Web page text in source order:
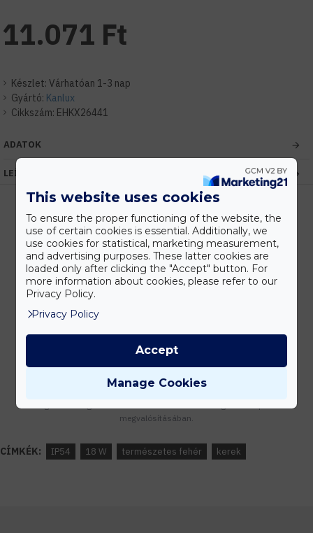
Készlet: Várhatóan 1-3 nap
Gyártó: Kanlux
Cikkszám: EHKX26441
11.071 Ft
ADATOK
LEÍRÁS
Kedvezmények
Vásárolj nagyobb mennyiségben és megadjuk a legjobb gyártói árakat.
Tanácsadás
megvalósításában.
CÍMKÉK: IP54 18 W természetes fehér kerek
This website uses cookies
To ensure the proper functioning of the website, the
use of certain cookies is essential. Additionally, we
use cookies for statistical, marketing measurement,
and advertising purposes. These latter cookies are
loaded only after clicking the "Accept" button. For
more information about cookies, please refer to our
Privacy Policy.
Privacy Policy
Manage Cookies
Accept